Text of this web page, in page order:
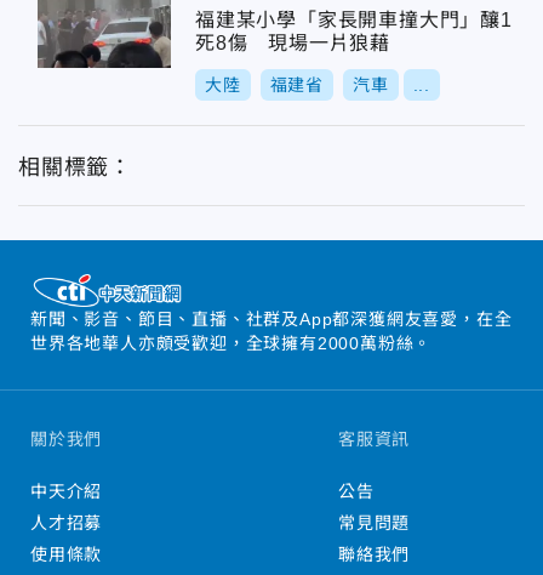
福建某小學「家長開車撞大門」釀1
死8傷 現場一片狼藉
大陸 福建省 汽車
相關標籤：
新聞、影音、節目、直播、社群及App都深獲網友喜愛，在全
世界各地華人亦頗受歡迎，全球擁有2000萬粉絲。
關於我們
中天介紹
人才招募
使用條款
客服資訊
公告
常見問題
聯絡我們